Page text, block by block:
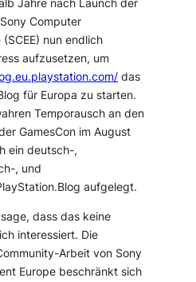
Jahre nach Launch der
Computer
nun endlich
aufzusetzen, um
das
für Europa zu starten.
Temporausch an den
GamesCon im August
ein deutsch-,
, und
aufgelegt.
dass das keine
interessiert. Die
Arbeit von Sony
Europe beschränkt sich